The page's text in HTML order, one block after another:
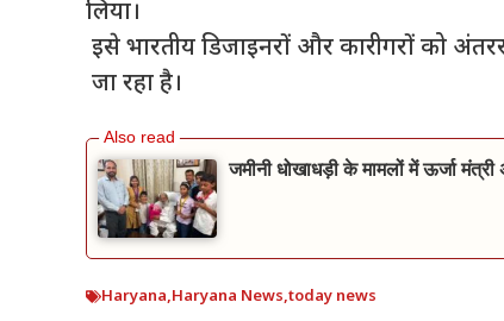
लिया।
इसे भारतीय डिजाइनरों और कारीगरों को
जा रहा है।
जमीनी धोखाधड़ी के मामलों में ऊर्जा
Haryana,Haryana News,today news